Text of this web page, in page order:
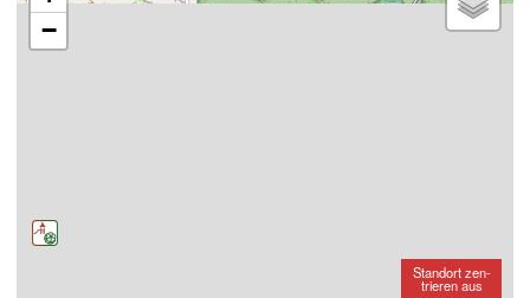
−
Standort zen-
trieren aus